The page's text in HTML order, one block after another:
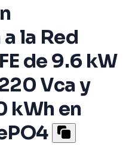
la Red
de 9.6 kW
Vca y
kWh en